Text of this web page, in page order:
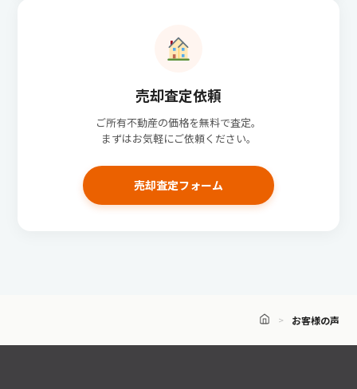
売却査定依頼
ご所有不動産の価格を無料で査定。
まずはお気軽にご依頼ください。
売却査定フォーム
お客様の声